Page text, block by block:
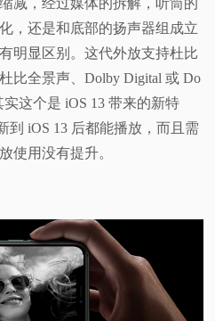
，还是和底部的扬声器组成立
明显区别。这代外放支持杜比
比全景声、Dolby Digital 或 Do
这个是 iOS 13 带来的新特
到 iOS 13 后都能播放，而且需
使用没有提升。